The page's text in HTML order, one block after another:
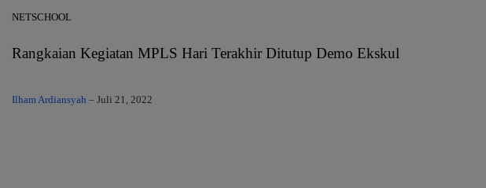
NETSCHOOL
Rangkaian Kegiatan MPLS Hari Terakhir Ditutup Demo Ekskul
Ilham Ardiansyah – Juli 21, 2022